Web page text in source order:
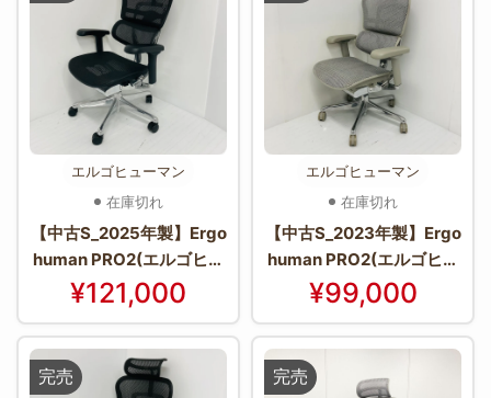
エルゴヒューマン
在庫切れ
【中古S_2025年製】Ergo
human PRO2(エルゴヒュ
ーマン プロ2) EHP2-HAM
-DR-BF-BK
¥121,000
エルゴヒューマン
在庫切れ
【中古S_2023年製】Ergo
human PRO2(エルゴヒュ
ーマン プロ2) EHP2-HAM
-WH(GYframe)
¥99,000
完売 完売